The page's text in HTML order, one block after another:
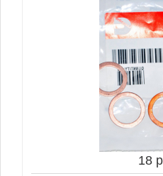
130
Штанга СТ 3905194
18